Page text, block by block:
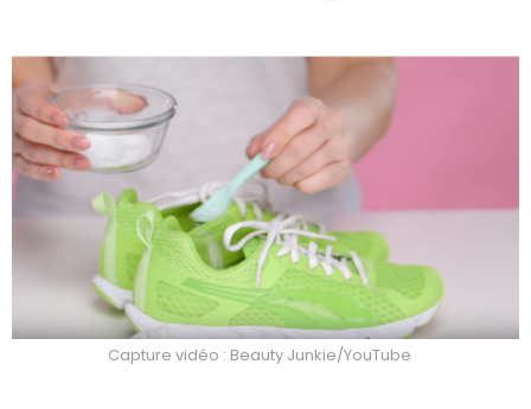
Capture vidéo : Beauty Junkie/YouTube